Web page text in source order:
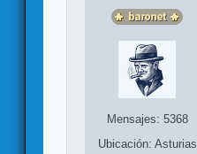
Mensajes: 5368
Ubicación: Asturias